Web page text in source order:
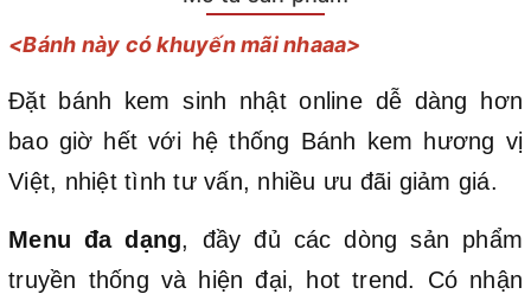
<Bánh này có khuyến mãi nhaaa>
Đặt bánh kem sinh nhật online dễ dàng hơn
bao giờ hết với hệ thống Bánh kem hương vị
Việt, nhiệt tình tư vấn, nhiều ưu đãi giảm giá.
Menu đa dạng, đầy đủ các dòng sản phẩm
truyền thống và hiện đại, hot trend. Có nhận